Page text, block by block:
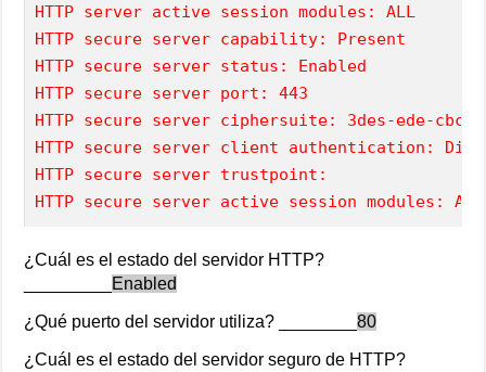
HTTP server active session modules: ALL
HTTP secure server capability: Present
HTTP secure server status: Enabled
HTTP secure server port: 443
HTTP secure server ciphersuite: 3des-ede-cbc-
HTTP secure server client authentication:
HTTP secure server trustpoint:
HTTP secure server active session modules: ALL
¿Cuál es el estado del servidor HTTP?
Enabled
¿Qué puerto del servidor utiliza? ________80
¿Cuál es el estado del servidor seguro de HTTP?